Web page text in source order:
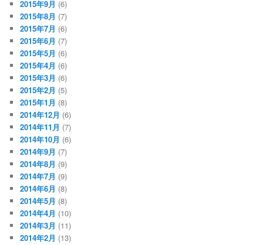
2015年9月 (6)
2015年8月 (7)
2015年7月 (6)
2015年6月 (7)
2015年5月 (6)
2015年4月 (6)
2015年3月 (6)
2015年2月 (5)
2015年1月 (8)
2014年12月 (6)
2014年11月 (7)
2014年10月 (6)
2014年9月 (7)
2014年8月 (9)
2014年7月 (9)
2014年6月 (8)
2014年5月 (8)
2014年4月 (10)
2014年3月 (11)
2014年2月 (13)